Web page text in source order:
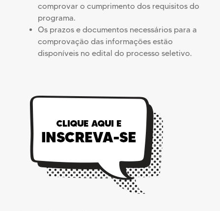
comprovar o cumprimento dos requisitos do
programa.
Os prazos e documentos necessários para a
comprovação das informações estão
disponíveis no edital do processo seletivo.